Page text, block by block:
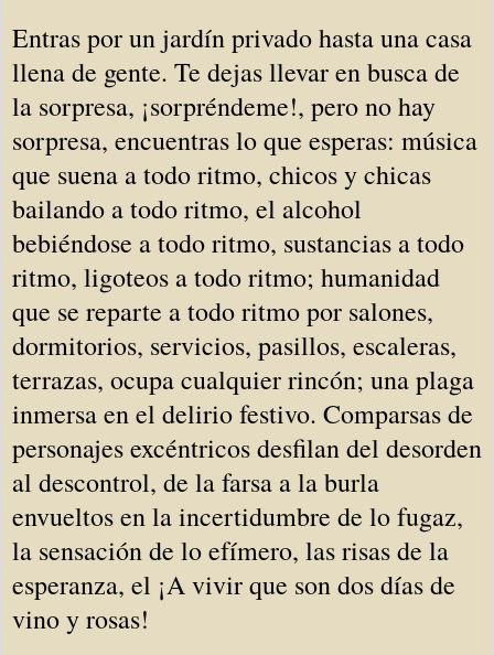
Entras por un jardín privado hasta una casa
llena de gente. Te dejas llevar en busca de
la sorpresa, ¡sorpréndeme!, pero no hay
sorpresa, encuentras lo que esperas: música
que suena a todo ritmo, chicos y chicas
bailando a todo ritmo, el alcohol
bebiéndose a todo ritmo, sustancias a todo
ritmo, ligoteos a todo ritmo; humanidad
que se reparte a todo ritmo por salones,
dormitorios, servicios, pasillos, escaleras,
terrazas, ocupa cualquier rincón; una plaga
inmersa en el delirio festivo. Comparsas de
personajes excéntricos desfilan del desorden
al descontrol, de la farsa a la burla
envueltos en la incertidumbre de lo fugaz,
la sensación de lo efímero, las risas de la
esperanza, el ¡A vivir que son dos días de
vino y rosas!